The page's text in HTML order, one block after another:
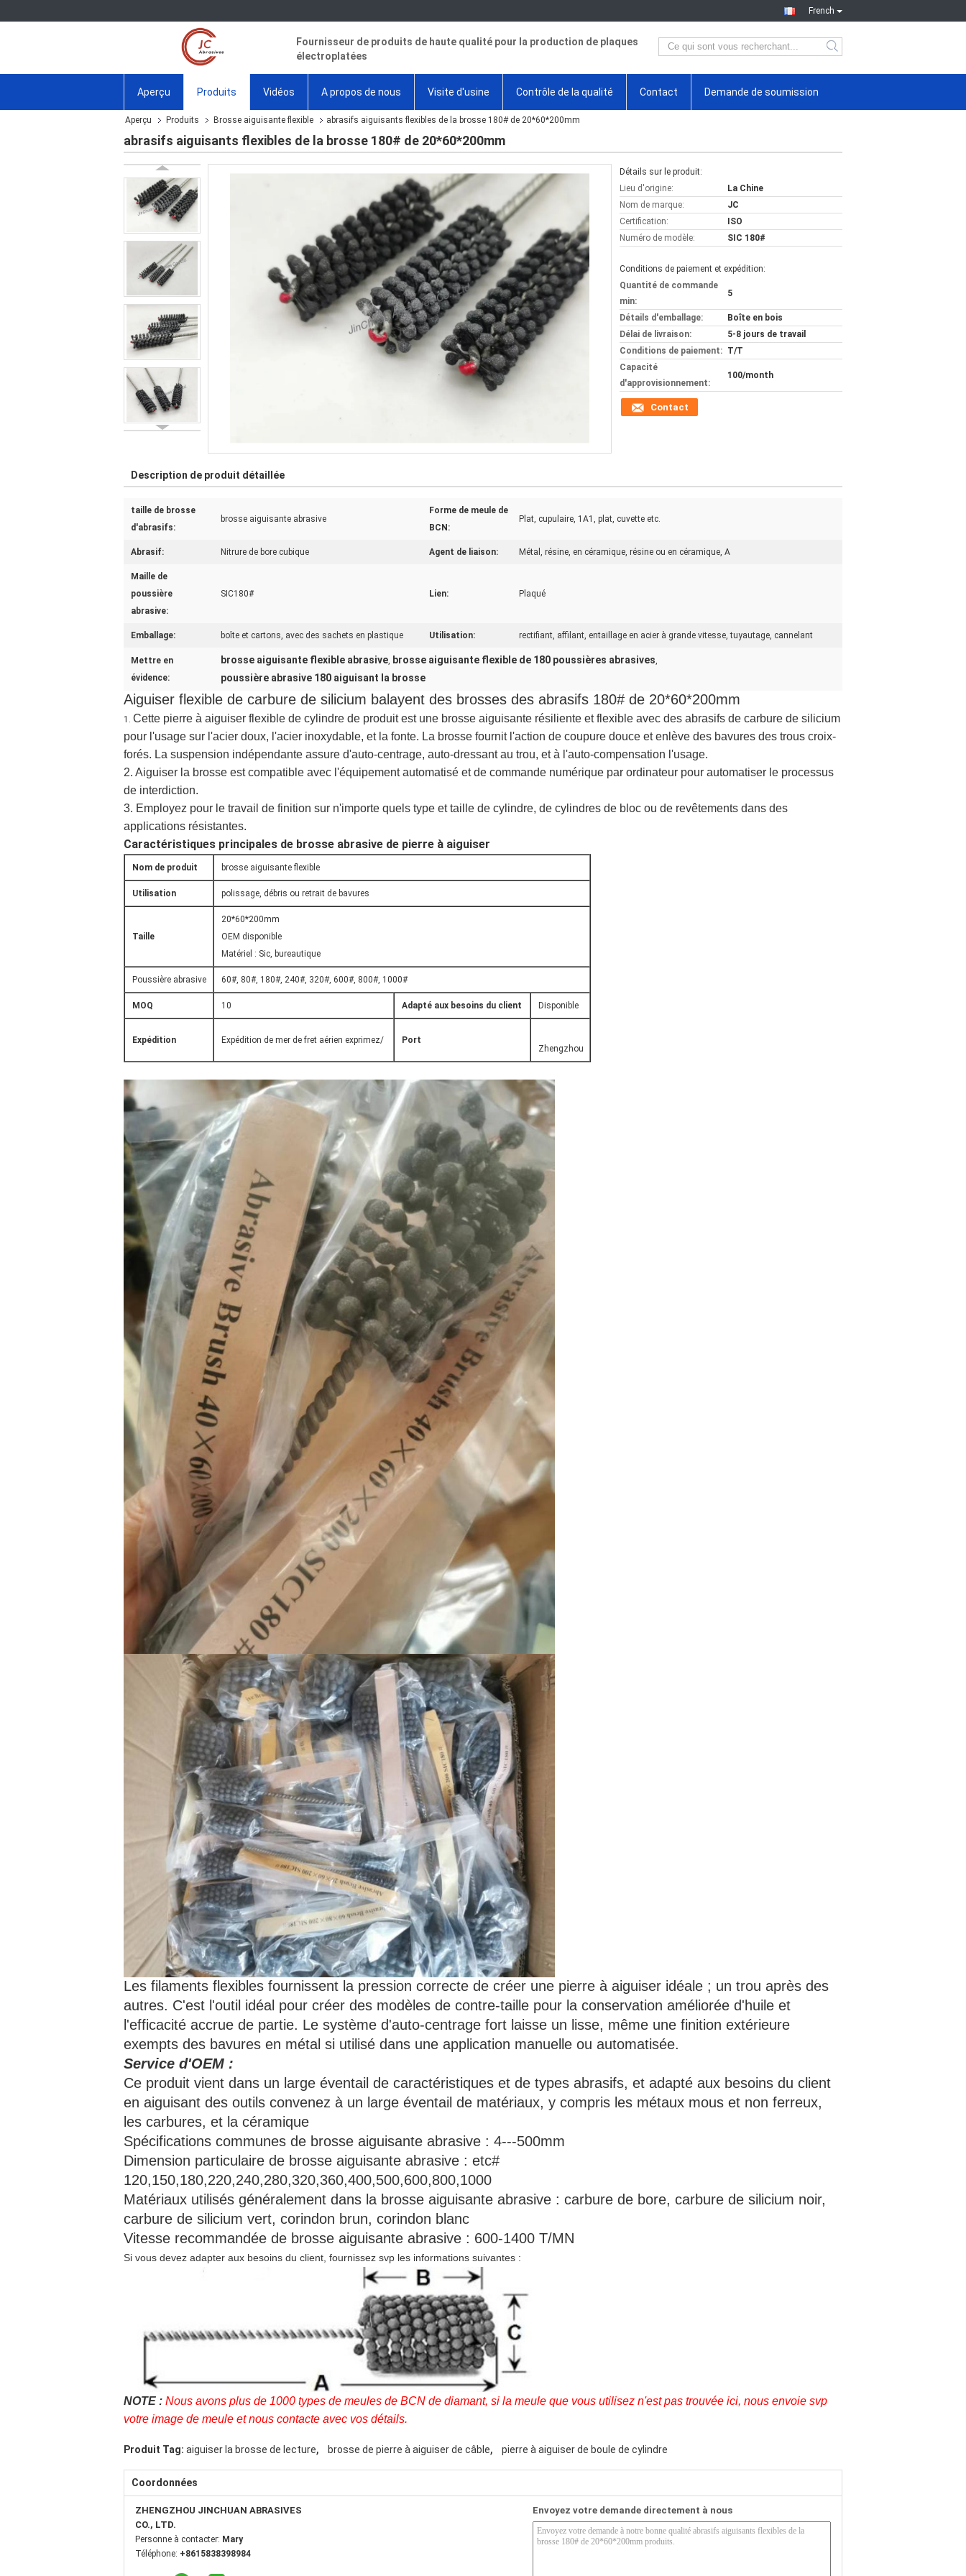
French
Fournisseur de produits de haute qualité pour la production de plaques
électroplatées
Aperçu Produits Vidéos A propos de nous Visite d'usine Contrôle de la qualité Contact Demande de soumission
Aperçu Produits Brosse aiguisante flexible abrasifs aiguisants flexibles de la brosse 180# de 20*60*200mm
abrasifs aiguisants flexibles de la brosse 180# de 20*60*200mm
Détails sur le produit:
Lieu d'origine:
La Chine
Nom de marque:
JC
Certification:
ISO
Numéro de modèle:
SIC 180#
Conditions de paiement et expédition:
Quantité de commande
min:
5
Détails d'emballage:
Boîte en bois
Délai de livraison:
5-8 jours de travail
Conditions de paiement: T/T
Capacité
d'approvisionnement:
100/month
Contact
Description de produit détaillée
taille de brosse
d'abrasifs:
brosse aiguisante abrasive
Forme de meule de
BCN:
Plat, cupulaire, 1A1, plat, cuvette etc.
Abrasif: Nitrure de bore cubique Agent de liaison: Métal, résine, en céramique, résine ou en céramique, A
Maille de
poussière
abrasive:
SIC180# Lien: Plaqué
Emballage: boîte et cartons, avec des sachets en plastique Utilisation: rectifiant, affilant, entaillage en acier à grande vitesse, tuyautage, cannelant
Mettre en
évidence:
brosse aiguisante flexible abrasive, brosse aiguisante flexible de 180 poussières abrasives,
poussière abrasive 180 aiguisant la brosse
Aiguiser flexible de carbure de silicium balayent des brosses des abrasifs 180# de 20*60*200mm
1. Cette pierre à aiguiser flexible de cylindre de produit est une brosse aiguisante résiliente et flexible avec des abrasifs de carbure de silicium
pour l'usage sur l'acier doux, l'acier inoxydable, et la fonte. La brosse fournit l'action de coupure douce et enlève des bavures des trous croix-
forés. La suspension indépendante assure d'auto-centrage, auto-dressant au trou, et à l'auto-compensation l'usage.
2. Aiguiser la brosse est compatible avec l'équipement automatisé et de commande numérique par ordinateur pour automatiser le processus
de interdiction.
3. Employez pour le travail de finition sur n'importe quels type et taille de cylindre, de cylindres de bloc ou de revêtements dans des
applications résistantes.
Caractéristiques principales de brosse abrasive de pierre à aiguiser
Nom de produit brosse aiguisante flexible
Utilisation polissage, débris ou retrait de bavures
Taille
20*60*200mm
OEM disponible
Matériel : Sic, bureautique
Poussière abrasive 60#, 80#, 180#, 240#, 320#, 600#, 800#, 1000#
MOQ 10 Adapté aux besoins du client Disponible
Expédition Expédition de mer de fret aérien exprimez/
Port
Zhengzhou
Les filaments flexibles fournissent la pression correcte de créer une pierre à aiguiser idéale ; un trou après des
autres. C'est l'outil idéal pour créer des modèles de contre-taille pour la conservation améliorée d'huile et
l'efficacité accrue de partie. Le système d'auto-centrage fort laisse un lisse, même une finition extérieure
exempts des bavures en métal si utilisé dans une application manuelle ou automatisée.
Service d'OEM :
Ce produit vient dans un large éventail de caractéristiques et de types abrasifs, et adapté aux besoins du client
en aiguisant des outils convenez à un large éventail de matériaux, y compris les métaux mous et non ferreux,
les carbures, et la céramique
Spécifications communes de brosse aiguisante abrasive : 4---500mm
Dimension particulaire de brosse aiguisante abrasive : etc#
120,150,180,220,240,280,320,360,400,500,600,800,1000
Matériaux utilisés généralement dans la brosse aiguisante abrasive : carbure de bore, carbure de silicium noir,
carbure de silicium vert, corindon brun, corindon blanc
Vitesse recommandée de brosse aiguisante abrasive : 600-1400 T/MN
Si vous devez adapter aux besoins du client, fournissez svp les informations suivantes :
NOTE : Nous avons plus de 1000 types de meules de BCN de diamant, si la meule que vous utilisez n'est pas trouvée ici, nous envoie svp
votre image de meule et nous contacte avec vos détails.
Produit Tag: aiguiser la brosse de lecture, brosse de pierre à aiguiser de câble, pierre à aiguiser de boule de cylindre
Coordonnées
ZHENGZHOU JINCHUAN ABRASIVES
CO., LTD.
Personne à contacter: Mary
Téléphone: +8615838398984
Envoyez votre demande directement à nous